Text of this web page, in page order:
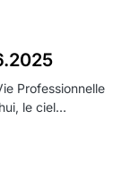
Professionnelle
le ciel…